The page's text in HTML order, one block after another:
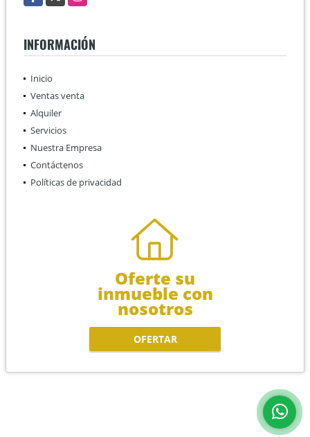
INFORMACIÓN
Inicio
Ventas venta
Alquiler
Servicios
Nuestra Empresa
Contáctenos
Políticas de privacidad
Oferte su
inmueble con
nosotros
OFERTAR